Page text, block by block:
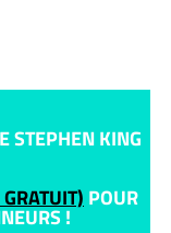
STEPHEN KING
POUR
!